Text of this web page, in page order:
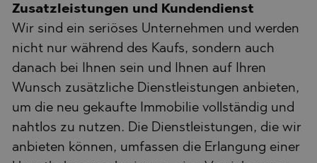
Zusatzleistungen und Kundendienst
Wir sind ein seriöses Unternehmen und werden
nicht nur während des Kaufs, sondern auch
danach bei Ihnen sein und Ihnen auf Ihren
Wunsch zusätzliche Dienstleistungen anbieten,
um die neu gekaufte Immobilie vollständig und
nahtlos zu nutzen. Die Dienstleistungen, die wir
anbieten können, umfassen die Erlangung einer